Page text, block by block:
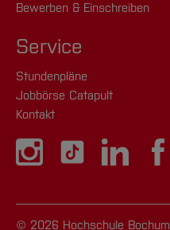
Bewerben & Einschreiben
Service
Stundenpläne
Jobbörse Catapult
Kontakt
© 2026 Hochschule Bochum